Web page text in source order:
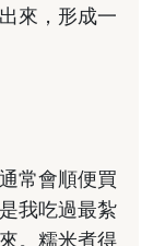
來，形成一
常會順便買
我吃過最紮
。糯米煮得